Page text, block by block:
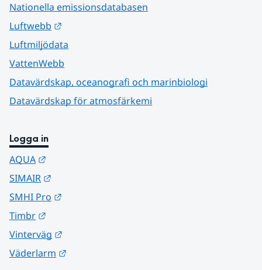
Nationella emissionsdatabasen
Luftwebb
Luftmiljödata
VattenWebb
Datavärdskap, oceanografi och marinbiologi
Datavärdskap för atmosfärkemi
Logga in
AQUA
SIMAIR
SMHI Pro
Timbr
Vinterväg
Väderlarm